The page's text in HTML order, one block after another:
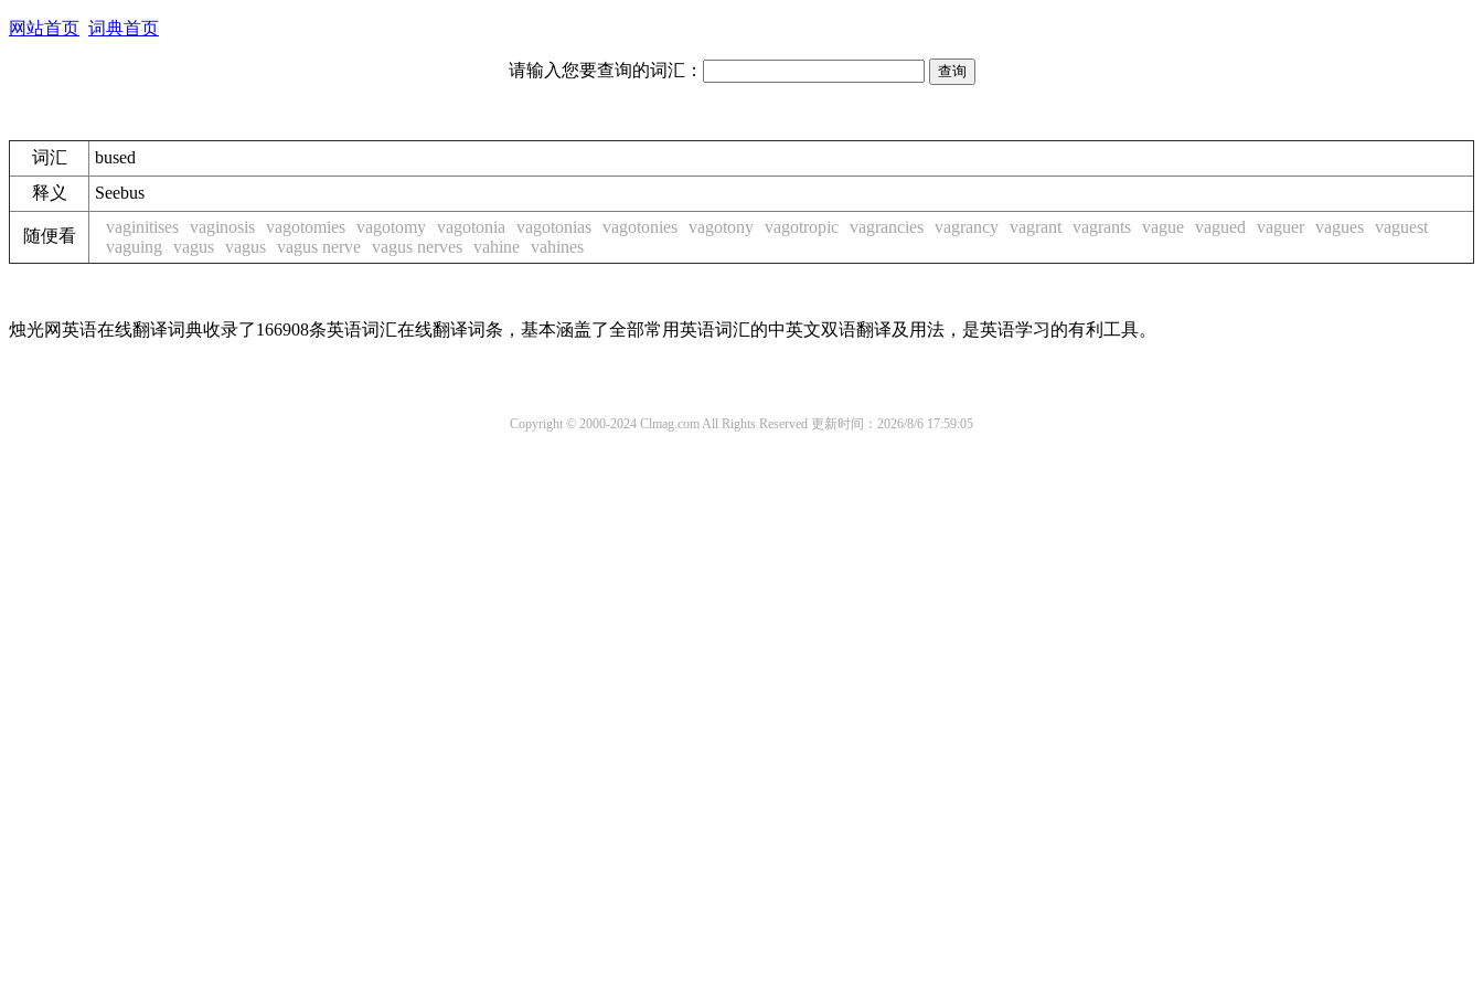
网站首页 词典首页
请输入您要查询的词汇：
词汇
bused
释义
Seebus
随便看 vaginitises vaginosis vagotomies vagotomy vagotonia vagotonias vagotonies vagotony vagotropic vagrancies vagrancy vagrant vagrants vague vagued vaguer vagues vaguest
vaguing
vagus vagus vagus nerve vagus nerves vahine vahines
烛光网英语在线翻译词典收录了166908条英语词汇在线翻译词条，基本涵盖了全部常用英语词汇的中英文双语翻译及用法，是英语学习的有利工具。
Copyright © 2000-2024 Clmag.com All Rights Reserved 更新时间：2026/8/6 17:59:05